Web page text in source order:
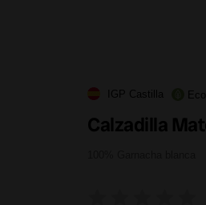
IGP Castilla
Calzadilla